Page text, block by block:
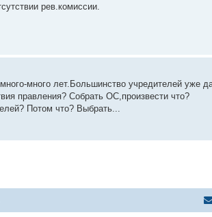
рев.комиссии.
много лет.Большинство учредителей уже
правления? Собрать ОС,произвести что?
Потом что? Выбрать...